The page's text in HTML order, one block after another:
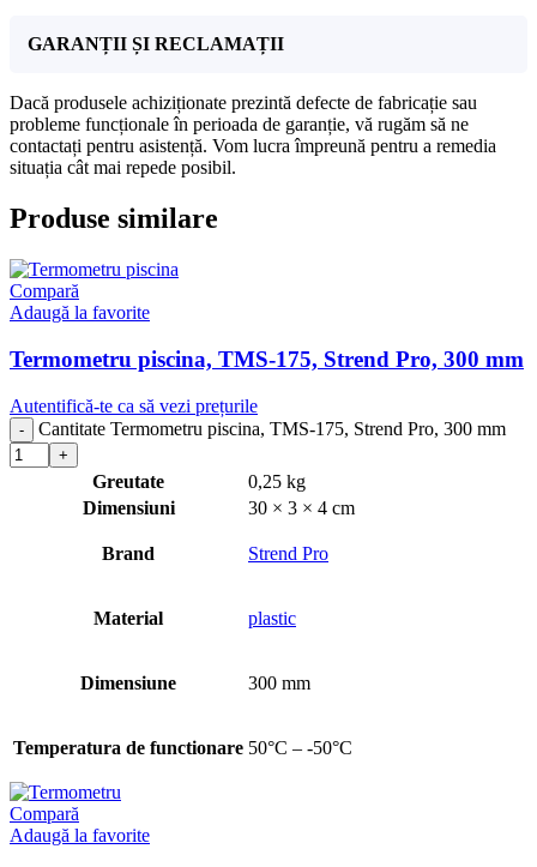
GARANȚII ȘI RECLAMAȚII
Dacă produsele achiziționate prezintă defecte de fabricație sau
probleme funcționale în perioada de garanție, vă rugăm să ne
contactați pentru asistență. Vom lucra împreună pentru a remedia
situația cât mai repede posibil.
Produse similare
Compară
Adaugă la favorite
Termometru piscina, TMS-175, Strend Pro, 300 mm
Autentifică-te ca să vezi prețurile
Cantitate Termometru piscina, TMS-175, Strend Pro, 300 mm
Greutate
0,25 kg
Dimensiuni
30 × 3 × 4 cm
Brand Strend Pro
Material plastic
Dimensiune 300 mm
Temperatura de functionare 50°C – -50°C
Compară
Adaugă la favorite